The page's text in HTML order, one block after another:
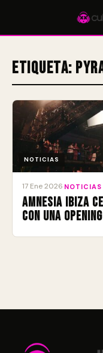
Accesos rápidos:🎪
Etiqueta:
NOTICIAS
17 Ene 2026 NOTICIAS
Amnesia Ibiza
con una